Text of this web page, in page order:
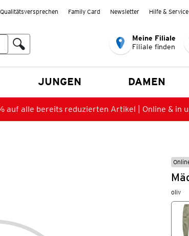
Qualitätsversprechen Family Card Newsletter Hilfe & Service
Meine Filiale
Filiale finden
JUNGEN DAMEN
auf alle bereits reduzierten Artikel | Online & in
oliv